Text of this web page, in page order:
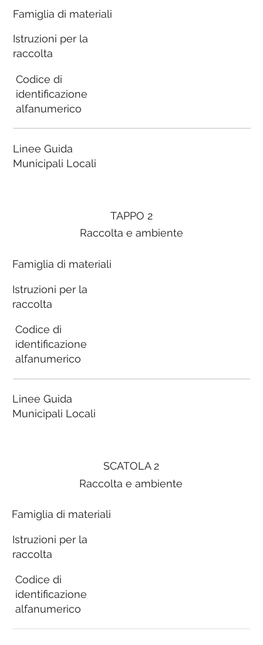
Famiglia di materiali
Istruzioni per la
raccolta
Codice di
identificazione
alfanumerico
Linee Guida
Municipali Locali
SCATOLA 2
Raccolta e ambiente
Famiglia di materiali
Istruzioni per la
raccolta
Codice di
identificazione
alfanumerico
TAPPO 2
Raccolta e ambiente
Famiglia di materiali
Istruzioni per la
raccolta
Codice di
identificazione
alfanumerico
Linee Guida
Municipali Locali